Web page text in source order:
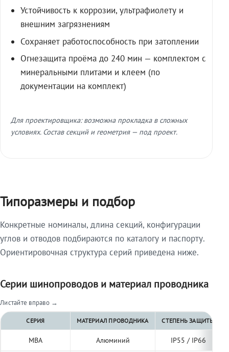
Устойчивость к коррозии, ультрафиолету и
внешним загрязнениям
Сохраняет работоспособность при затоплении
Огнезащита проёма до 240 мин — комплектом с
минеральными плитами и клеем (по
документации на комплект)
Для проектировщика: возможна прокладка в сложных
условиях. Состав секций и геометрия — под проект.
Типоразмеры и подбор
Конкретные номиналы, длина секций, конфигурации
углов и отводов подбираются по каталогу и паспорту.
Ориентировочная структура серий приведена ниже.
Серии шинопроводов и материал проводника
Листайте вправо →
СЕРИЯ МАТЕРИАЛ ПРОВОДНИКА СТЕПЕНЬ ЗАЩИТЫ
МВА Алюминий IP55 / IP66